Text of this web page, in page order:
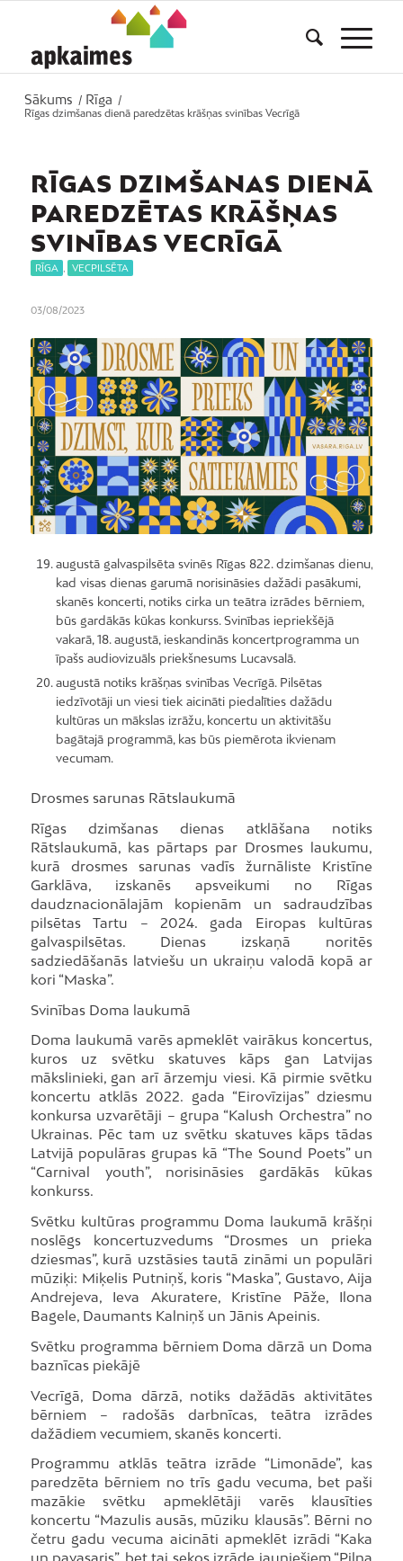
Sākums / Rīga
/
Rīgas dzimšanas dienā paredzētas krāšņas svinības Vecrīgā
RĪGAS DZIMŠANAS DIENĀ
PAREDZĒTAS KRĀŠŅAS
SVINĪBAS VECRĪGĀ
RĪGA VECPILSĒTA
03/08/2023
augustā galvaspilsēta svinēs Rīgas 822. dzimšanas dienu,
kad visas dienas garumā norisināsies dažādi pasākumi,
skanēs koncerti, notiks cirka un teātra izrādes bērniem,
būs gardākās kūkas konkurss. Svinības iepriekšējā
vakarā, 18. augustā, ieskandinās koncertprogramma un
īpašs audiovizuāls priekšnesums Lucavsalā.
augustā notiks krāšņas svinības Vecrīgā. Pilsētas
iedzīvotāji un viesi tiek aicināti piedalīties dažādu
kultūras un mākslas izrāžu, koncertu un aktivitāšu
bagātajā programmā, kas būs piemērota ikvienam
vecumam.
Drosmes sarunas Rātslaukumā
Rīgas dzimšanas dienas atklāšana notiks
Rātslaukumā, kas pārtaps par Drosmes laukumu,
kurā drosmes sarunas vadīs žurnāliste Kristīne
Garklāva, izskanēs apsveikumi no Rīgas
daudznacionālajām kopienām un sadraudzības
pilsētas Tartu – 2024. gada Eiropas kultūras
galvaspilsētas. Dienas izskaņā noritēs
sadziedāšanās latviešu un ukraiņu valodā kopā ar
kori “Maska”.
Svinības Doma laukumā
Doma laukumā varēs apmeklēt vairākus koncertus,
kuros uz svētku skatuves kāps gan Latvijas
mākslinieki, gan arī ārzemju viesi. Kā pirmie svētku
koncertu atklās 2022. gada “Eirovīzijas” dziesmu
konkursa uzvarētāji – grupa “Kalush Orchestra” no
Ukrainas. Pēc tam uz svētku skatuves kāps tādas
Latvijā populāras grupas kā “The Sound Poets” un
“Carnival youth”, norisināsies gardākās kūkas
konkurss.
Svētku kultūras programmu Doma laukumā krāšņi
noslēgs koncertuzvedums “Drosmes un prieka
dziesmas”, kurā uzstāsies tautā zināmi un populāri
mūziķi: Miķelis Putniņš, koris “Maska”, Gustavo, Aija
Andrejeva, Ieva Akuratere, Kristīne Pāže, Ilona
Bagele, Daumants Kalniņš un Jānis Apeinis.
Svētku programma bērniem Doma dārzā un Doma
baznīcas piekājē
Vecrīgā, Doma dārzā, notiks dažādās aktivitātes
bērniem – radošās darbnīcas, teātra izrādes
dažādiem vecumiem, skanēs koncerti.
Programmu atklās teātra izrāde “Limonāde”, kas
paredzēta bērniem no trīs gadu vecuma, bet paši
mazākie svētku apmeklētāji varēs klausīties
koncertu “Mazulis ausās, mūziku klausās”. Bērni no
četru gadu vecuma aicināti apmeklēt izrādi “Kaka